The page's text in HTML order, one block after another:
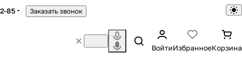
85 Заказать звонок
ВойтиИзбранноеКорзина